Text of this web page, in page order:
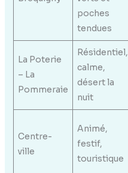
poches
tendues
La Poterie
– La
Pommeraie
Résidentiel,
calme,
désert la
nuit
Centre-
ville
Animé,
festif,
touristique